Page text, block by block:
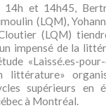
et 14h45,
(LQM),
(LQM)
impensé de la
«Laissé.es-
littérature»
supérieurs en
à Montréal.